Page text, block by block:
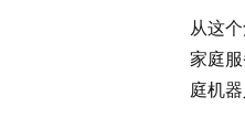
从这
家庭
庭机